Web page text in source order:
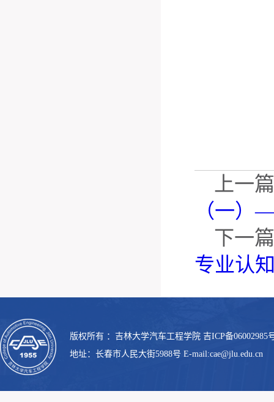
上一
（一）
下一
专业认
版权所有 ：吉林大学汽车工程学院 吉ICP备06002985
地址：长春市人民大街5988号 E-mail:cae@jlu.edu.cn